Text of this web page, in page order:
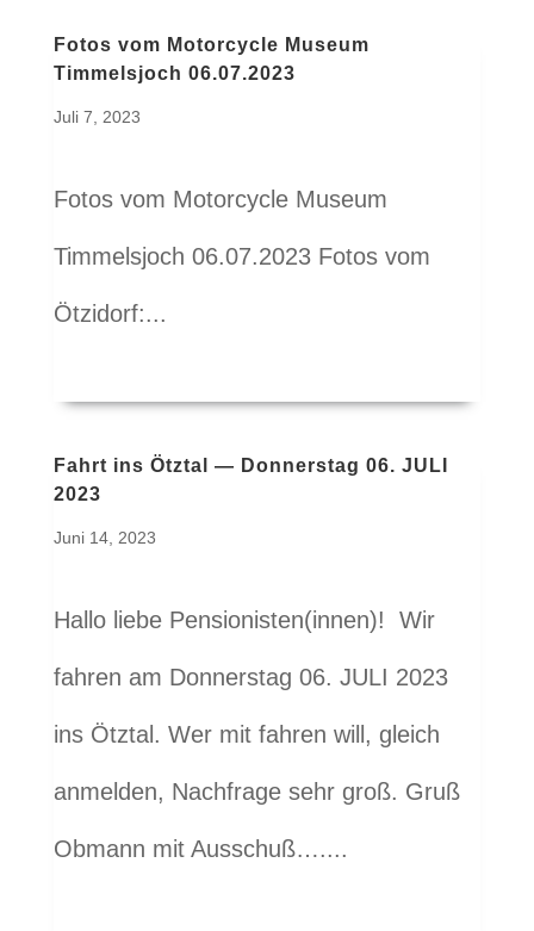
Fotos vom Motorcycle Museum
Timmelsjoch 06.07.2023
Juli 7, 2023
Fotos vom Motorcycle Museum
Timmelsjoch 06.07.2023 Fotos vom
Ötzidorf:...
Fahrt ins Ötztal — Donnerstag 06. JULI
2023
Juni 14, 2023
Hallo liebe Pensionisten(innen)! Wir
fahren am Donnerstag 06. JULI 2023
ins Ötztal. Wer mit fahren will, gleich
anmelden, Nachfrage sehr groß. Gruß
Obmann mit Ausschuß…....